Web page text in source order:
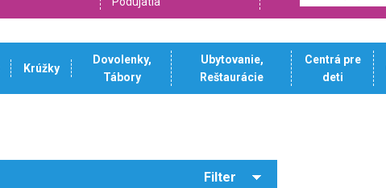
Krúžky
Dovolenky,
Tábory
Ubytovanie,
Reštaurácie
Centrá pre
deti
Filter